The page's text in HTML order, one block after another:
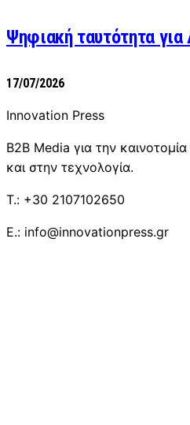
Ψηφιακή ταυτότητα
17/07/2026
Innovation Press
B2B Media για την
και στην τεχνολογία.
T.: +30 2107102650
E.: info@innovationpress.gr